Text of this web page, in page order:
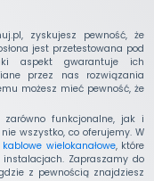
zyskujesz pewność, że
jest przetestowana pod
aspekt gwarantuje ich
przez nas rozwiązania
możesz mieć pewność, że
funkcjonalne, jak i
wszystko, co oferujemy. W
wielokanałowe, które
Zapraszamy do
z pewnością znajdziesz